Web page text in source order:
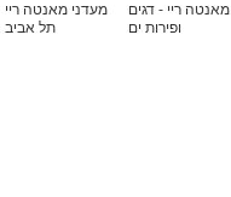
מאנטה ריי - דגים
ופירות ים
מעדני מאנטה ריי
תל אביב